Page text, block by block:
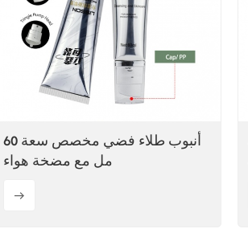
أنبوب طلاء فضي مخصص سعة 60
مل مع مضخة هواء